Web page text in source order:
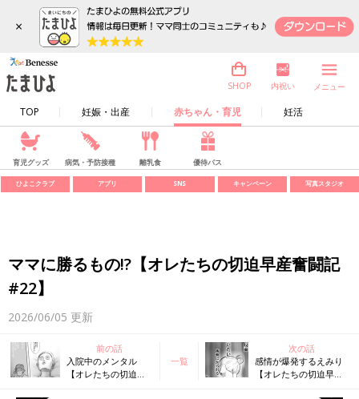
×
TOP 妊娠・出産 赤ちゃん・育児 妊活
SHOP 内祝い メニュー
育児グッズ 病気・予防接種 離乳食 優待パス
ひよこクラブ アプリ SNS キャンペーン 写真スタジオ
ママに勝るもの!?【オレたちの切迫早産奮闘記
#22】
2026/06/05 更新
前の話
入院中のメンタル
【オレたちの切迫早
一覧
次の話
感情が爆発するえみり
【オレたちの切迫早産